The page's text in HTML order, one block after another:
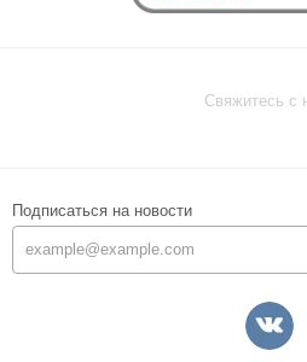
Свяжитесь с
Подписаться на новости